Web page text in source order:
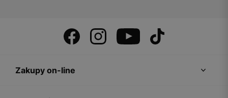
Zakupy on-line